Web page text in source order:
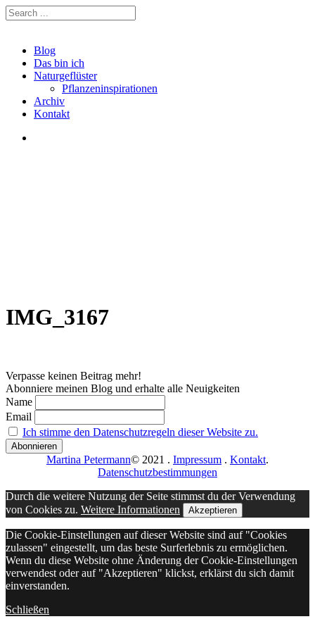
Blog
Das bin ich
Naturgeflüster
Pflanzeninspirationen
Archiv
Kontakt
IMG_3167
Verpasse keinen Beitrag mehr!
Abonniere meinen Blog und erhalte alle Neuigkeiten
Name
Email
Ich stimme den Datenschutzregeln dieser Website zu.
Martina Petermann© 2021 . Impressum . Kontakt.
Datenschutzbestimmungen
Durch die weitere Nutzung der Seite stimmst du der Verwendung
von Cookies zu. Weitere Informationen Akzeptieren
Die Cookie-Einstellungen auf dieser Website sind auf "Cookies
zulassen" eingestellt, um das beste Surferlebnis zu ermöglichen.
Wenn du diese Website ohne Änderung der Cookie-Einstellungen
verwendest oder auf "Akzeptieren" klickst, erklärst du sich damit
einverstanden.
Schließen